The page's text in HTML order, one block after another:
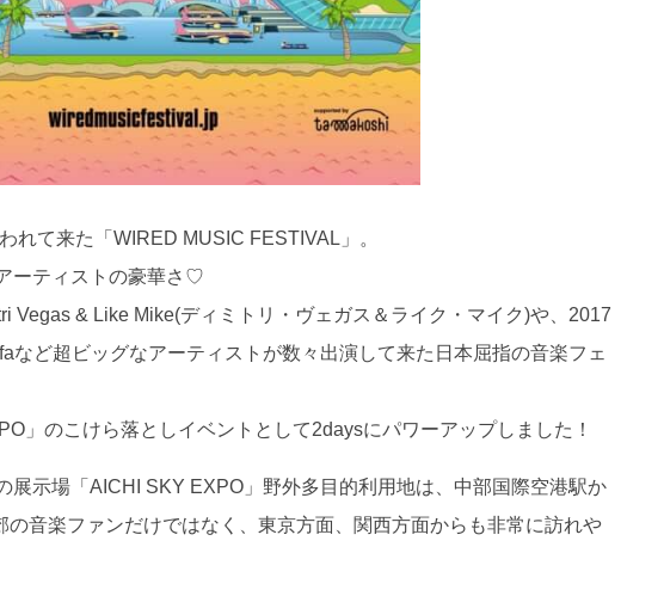
れて来た「WIRED MUSIC FESTIVAL」。
ーティストの豪華さ♡
Vegas & Like Mike(ディミトリ・ヴェガス＆ライク・マイク)や、2017
など超ビッグなアーティストが数々出演して来た日本屈指の音楽フェ
」のこけら落としイベントとして2daysにパワーアップしました！
展示場「AICHI SKY EXPO」野外多目的利用地は、中部国際空港駅か
音楽ファンだけではなく、東京方面、関西方面からも非常に訪れや